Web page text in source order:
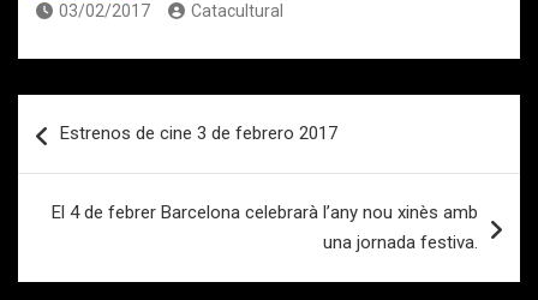
03/02/2017 Catacultural
de
Estrenos de cine 3 de febrero 2017
El 4 de febrer Barcelona celebrarà l’any nou xinès amb
una jornada festiva.